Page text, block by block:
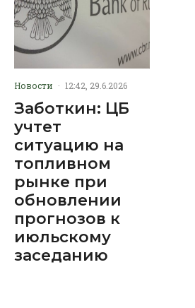
Новости · 12:42, 29.6.2026
Заботкин: ЦБ
учтет
ситуацию на
топливном
рынке при
обновлении
прогнозов к
июльскому
заседанию